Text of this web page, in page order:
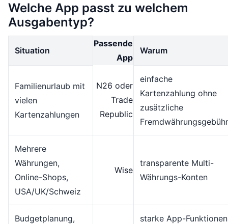
Welche App passt zu welchem
Ausgabentyp?
Situation
Passende
App
Warum
Familienurlaub mit
vielen
Kartenzahlungen
N26 oder
Trade
Republic
einfache
Kartenzahlung ohne
zusätzliche
Fremdwährungsgebühr
Mehrere
Währungen,
Online-Shops,
USA/UK/Schweiz
Wise
transparente Multi-
Währungs-Konten
Budgetplanung,
starke App-Funktionen